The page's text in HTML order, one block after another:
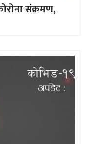
संक्रमण,